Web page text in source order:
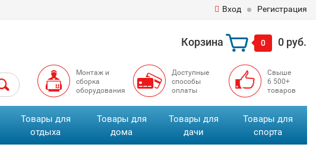
Вход Регистрация
Корзина 0 0 руб.
Монтаж и
сборка
оборудования
Доступные
способы
оплаты
Свыше
6 500+
товаров
Товары для
отдыха
Товары для
дома
Товары для
дачи
Товары для
спорта